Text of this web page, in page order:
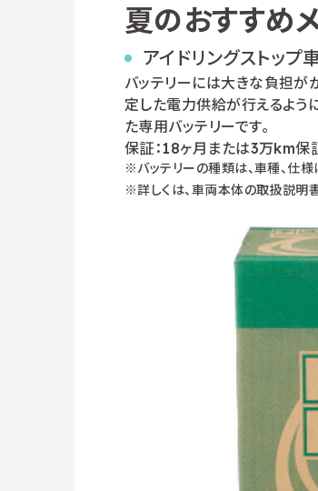
夏のおすすめ
アイドリングストップ
バッテリーには大きな負担が
定した電力供給が行えるよう
た専用バッテリーです。
保証：18ヶ月または3万km保
バッテリーの種類は、車種、仕様
詳しくは、車両本体の取扱説明